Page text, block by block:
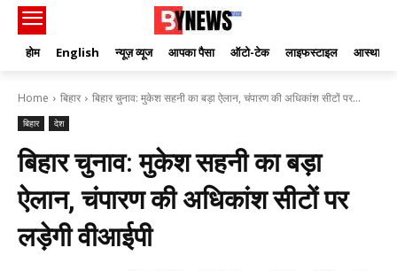
होम English न्यूज़ व्यूज आपका पैसा ऑटो-टेक लाइफस्टाइल आस्था
Home बिहार बिहार चुनाव: मुकेश सहनी का बड़ा ऐलान, चंपारण की अधिकांश सीटों पर...
बिहार देश
बिहार चुनाव: मुकेश सहनी का बड़ा
ऐलान, चंपारण की अधिकांश सीटों पर
लड़ेगी वीआईपी